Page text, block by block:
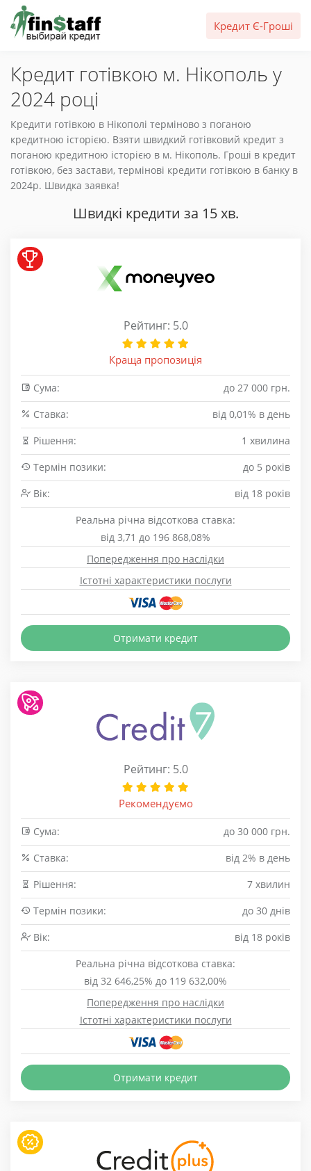
Кредит Є-Гроші
Кредит готівкою м. Нікополь у
2024 році
Кредити готівкою в Нікополі терміново з поганою
кредитною історією. Взяти швидкий готівковий кредит з
поганою кредитною історією в м. Нікополь. Гроші в кредит
готівкою, без застави, термінові кредити готівкою в банку в
2024р. Швидка заявка!
Швидкі кредити за 15 хв.
Рейтинг: 5.0
Краща пропозиція
Сума:
до 27 000 грн.
Cтавка:
від 0,01% в день
Рішення:
1 хвилина
Термін позики:
до 5 років
Вік:
від 18 років
Реальна річна відсоткова ставка:
від 3,71 до 196 868,08%
Попередження про наслідки
Істотні характеристики послуги
Отримати кредит
Рейтинг: 5.0
Рекомендуємо
Сума:
до 30 000 грн.
Cтавка:
від 2% в день
Рішення:
7 хвилин
Термін позики:
до 30 днів
Вік:
від 18 років
Реальна річна відсоткова ставка:
від 32 646,25% до 119 632,00%
Попередження про наслідки
Істотні характеристики послуги
Отримати кредит